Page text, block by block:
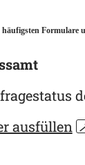
häufigsten Formulare
ausfüllen